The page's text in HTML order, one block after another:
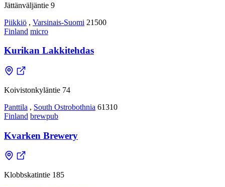
Jättänväljäntie 9
Piikkiö , Varsinais-Suomi 21500
Finland micro
Kurikan Lakkitehdas
Koivistonkyläntie 74
Panttila , South Ostrobothnia 61310
Finland brewpub
Kvarken Brewery
Klobbskatintie 185